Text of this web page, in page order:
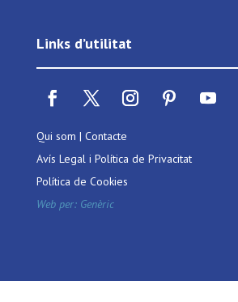
Links d’utilitat
Qui som | Contacte
Avís Legal i Política de Privacitat
Política de Cookies
Web per: Genèric